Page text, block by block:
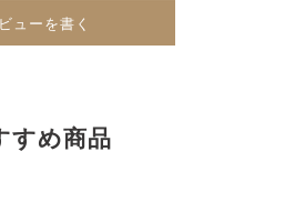
ューを書く
すめ商品